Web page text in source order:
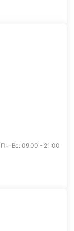
Пн-Вс: 09:00 - 21:00